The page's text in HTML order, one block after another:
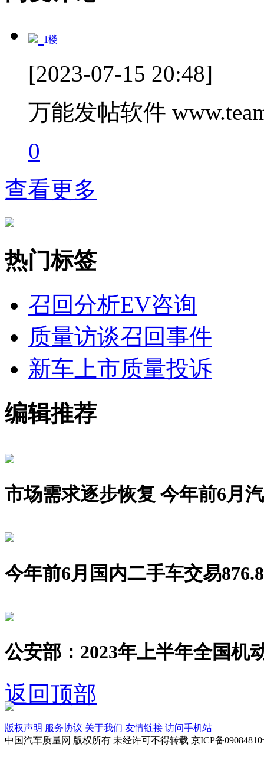
1楼
[2023-07-15 20:48]
万能发帖软件
0
查看更多
热门标签
召回分析EV咨询
质量访谈召回事件
新车上市质量投诉
编辑推荐
市场需求逐步恢复 今年前6月
今年前6月国内二手车交易
公安部：2023年上半年全国机
返回顶部
版权声明 服务协议 关于我们 友情链接 访问手机站
中国汽车质量网 版权所有 未经许可不得转载 京ICP备09084810